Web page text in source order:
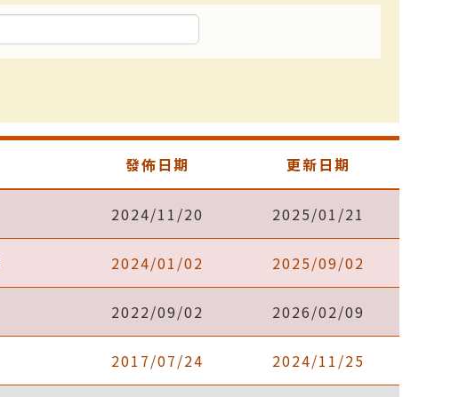
發佈日期 更新日期
2024/11/20 2025/01/21
2024/01/02 2025/09/02
2022/09/02 2026/02/09
2017/07/24 2024/11/25